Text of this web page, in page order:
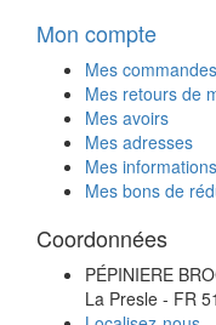
Mon compte
Mes commandes
Mes retours de
Mes avoirs
Mes adresses
Mes
Mes bons de
Coordonnées
PÉPINIERE
La Presle - FR